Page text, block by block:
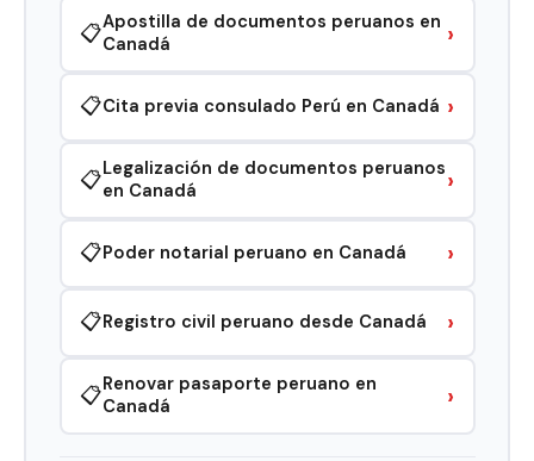
📋Apostilla de documentos peruanos en
Canadá
›
📋Cita previa consulado Perú en Canadá ›
📋Legalización de documentos peruanos
en Canadá
›
📋Poder notarial peruano en Canadá ›
📋Registro civil peruano desde Canadá ›
📋Renovar pasaporte peruano en
Canadá
›